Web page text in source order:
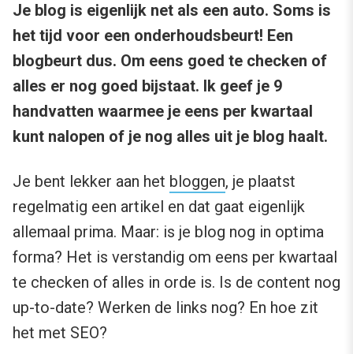
Je blog is eigenlijk net als een auto. Soms is
het tijd voor een onderhoudsbeurt! Een
blogbeurt dus. Om eens goed te checken of
alles er nog goed bijstaat. Ik geef je 9
handvatten waarmee je eens per kwartaal
kunt nalopen of je nog alles uit je blog haalt.
Je bent lekker aan het bloggen, je plaatst
regelmatig een artikel en dat gaat eigenlijk
allemaal prima. Maar: is je blog nog in optima
forma? Het is verstandig om eens per kwartaal
te checken of alles in orde is. Is de content nog
up-to-date? Werken de links nog? En hoe zit
het met SEO?